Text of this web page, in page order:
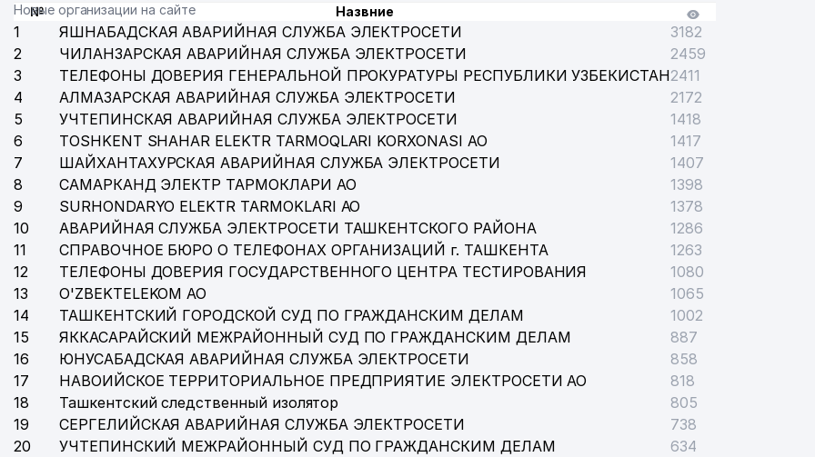
Новые организации на сайте
№ Назвние
1 ЯШНАБАДСКАЯ АВАРИЙНАЯ СЛУЖБА ЭЛЕКТРОСЕТИ
3182
2
ЧИЛАНЗАРСКАЯ АВАРИЙНАЯ СЛУЖБА ЭЛЕКТРОСЕТИ
2459
3
ТЕЛЕФОНЫ ДОВЕРИЯ ГЕНЕРАЛЬНОЙ ПРОКУРАТУРЫ РЕСПУБЛИКИ УЗБЕКИСТАН2411
4
АЛМАЗАРСКАЯ АВАРИЙНАЯ СЛУЖБА ЭЛЕКТРОСЕТИ
2172
5
УЧТЕПИНСКАЯ АВАРИЙНАЯ СЛУЖБА ЭЛЕКТРОСЕТИ
1418
6
TOSHKENT SHAHAR ELEKTR TARMOQLARI KORXONASI АО
1417
7
ШАЙХАНТАХУРСКАЯ АВАРИЙНАЯ СЛУЖБА ЭЛЕКТРОСЕТИ
1407
8
САМАРКАНД ЭЛЕКТР ТАРМОКЛАРИ АО
1398
9
SURHONDARYO ELEKTR TARMOKLARI АО
1378
10
АВАРИЙНАЯ СЛУЖБА ЭЛЕКТРОСЕТИ ТАШКЕНТСКОГО РАЙОНА
1286
11
СПРАВОЧНОЕ БЮРО О ТЕЛЕФОНАХ ОРГАНИЗАЦИЙ г. ТАШКЕНТА
1263
12
ТЕЛЕФОНЫ ДОВЕРИЯ ГОСУДАРСТВЕННОГО ЦЕНТРА ТЕСТИРОВАНИЯ
1080
13
O'ZBEKTELEKOM АО
1065
14
ТАШКЕНТСКИЙ ГОРОДСКОЙ СУД ПО ГРАЖДАНСКИМ ДЕЛАМ
1002
15
ЯККАСАРАЙСКИЙ МЕЖРАЙОННЫЙ СУД ПО ГРАЖДАНСКИМ ДЕЛАМ
887
16
ЮНУСАБАДСКАЯ АВАРИЙНАЯ СЛУЖБА ЭЛЕКТРОСЕТИ
858
17
НАВОИЙСКОЕ ТЕРРИТОРИАЛЬНОЕ ПРЕДПРИЯТИЕ ЭЛЕКТРОСЕТИ АО
818
18
Ташкентский следственный изолятор
805
19
СЕРГЕЛИЙСКАЯ АВАРИЙНАЯ СЛУЖБА ЭЛЕКТРОСЕТИ
738
20
УЧТЕПИНСКИЙ МЕЖРАЙОННЫЙ СУД ПО ГРАЖДАНСКИМ ДЕЛАМ 634